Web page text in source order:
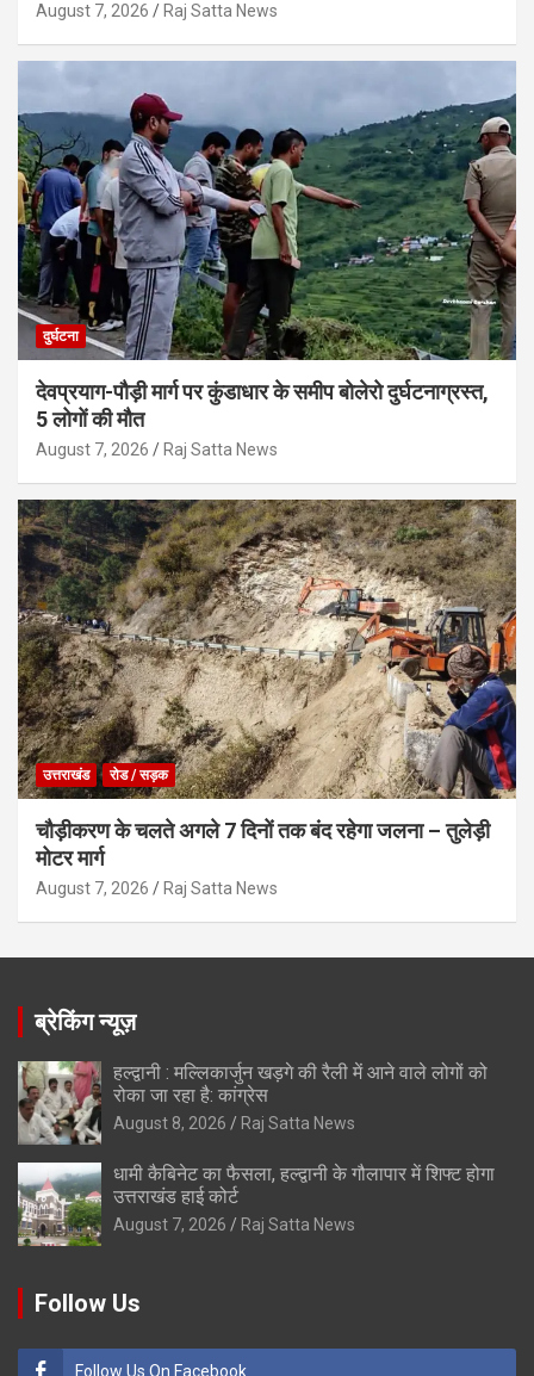
August 7, 2026 Raj Satta News
दुर्घटना
देवप्रयाग-पौड़ी मार्ग पर कुंडाधार के समीप बोलेरो दुर्घटनाग्रस्त,
5 लोगों की मौत
August 7, 2026 Raj Satta News
उत्तराखंड रोड / सड़क
चौड़ीकरण के चलते अगले 7 दिनों तक बंद रहेगा जलना – तुलेड़ी
मोटर मार्ग
August 7, 2026 Raj Satta News
ब्रेकिंग न्यूज़
हल्द्वानी : मल्लिकार्जुन खड़गे की रैली में आने वाले लोगों को
रोका जा रहा है: कांग्रेस
August 8, 2026 Raj Satta News
धामी कैबिनेट का फैसला, हल्द्वानी के गौलापार में शिफ्ट होगा
उत्तराखंड हाई कोर्ट
August 7, 2026 Raj Satta News
Follow Us
Follow Us On Facebook